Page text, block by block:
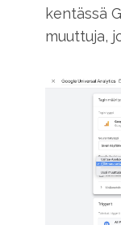
kentässä
muuttuja,